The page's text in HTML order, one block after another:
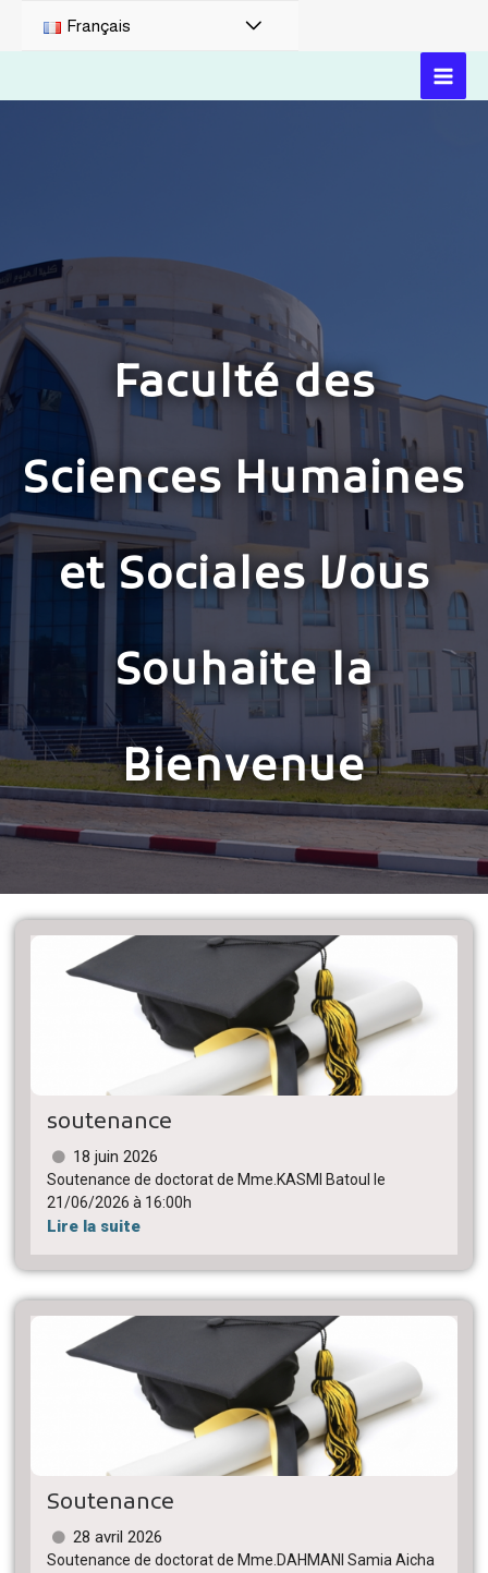
Français
Faculté des
Sciences Humaines
et Sociales Vous
Souhaite la
Bienvenue
soutenance
18 juin 2026
Soutenance de doctorat de Mme.KASMI Batoul le
21/06/2026 à 16:00h
Lire la suite
Soutenance
28 avril 2026
Soutenance de doctorat de Mme.DAHMANI Samia Aicha